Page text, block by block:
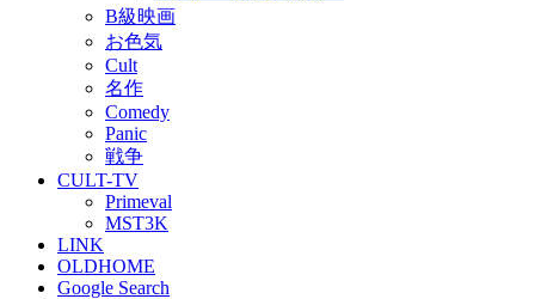
B級映画
お色気
Cult
名作
Comedy
Panic
戦争
CULT-TV
Primeval
MST3K
LINK
OLDHOME
Google Search